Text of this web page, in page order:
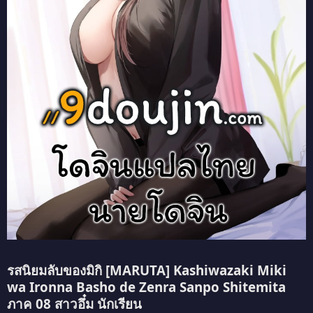
รสนิยมลับของมิกิ [MARUTA] Kashiwazaki Miki
wa Ironna Basho de Zenra Sanpo Shitemita
ภาค 08 สาวอึ๋ม นักเรียน